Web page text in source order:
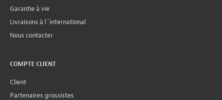
Garantie à vie
Livraisons à l´international
Nous contacter
COMPTE CLIENT
Client
Partenaires grossistes